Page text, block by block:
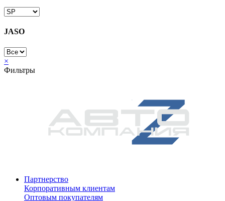
JASO
×
Фильтры
Партнерство
Корпоративным клиентам
Оптовым покупателям